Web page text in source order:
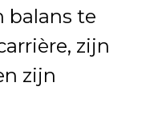
balans te
zijn
zijn